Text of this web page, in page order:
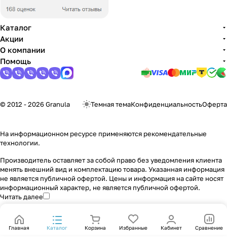
Каталог
Акции
О компании
Помощь
© 2012 - 2026 Granula Темная темаКонфиденциальностьОферта
На информационном ресурсе применяются рекомендательные
технологии.
Производитель оставляет за собой право без уведомления клиента
менять внешний вид и комплектацию товара. Указанная информация
не является публичной офертой. Цены и информация на сайте носят
информационный характер, не является публичной офертой.
Читать далее
Главная Каталог Корзина Избранные Кабинет Сравнение